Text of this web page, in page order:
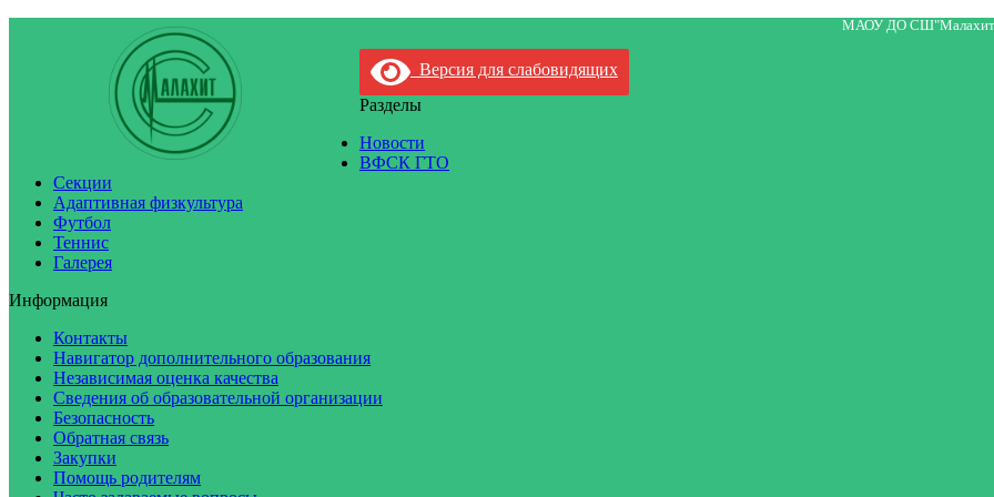
МАОУ ДО
Версия для слабовидящих
Разделы
Новости
ВФСК ГТО
Секции
Адаптивная физкультура
Футбол
Теннис
Галерея
Информация
Контакты
Навигатор дополнительного образования
Независимая оценка качества
Сведения об образовательной организации
Безопасность
Обратная связь
Закупки
Помощь родителям